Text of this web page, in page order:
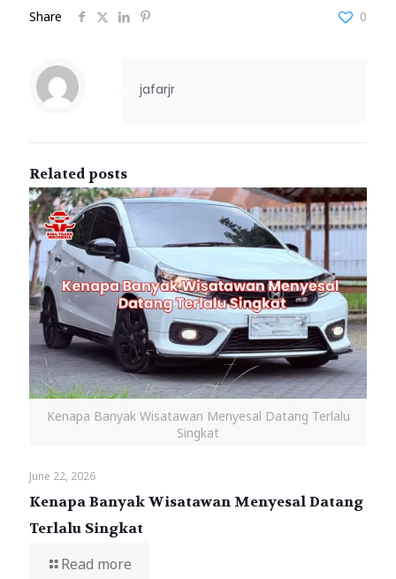
Share 0
jafarjr
Related posts
Kenapa Banyak Wisatawan Menyesal Datang Terlalu
Singkat
June 22, 2026
Kenapa Banyak Wisatawan Menyesal Datang
Terlalu Singkat
Read more